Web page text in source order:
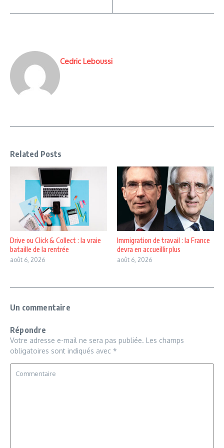
Cedric Leboussi
Related Posts
Drive ou Click & Collect : la vraie
bataille de la rentrée
août 6, 2026
Immigration de travail : la France
devra en accueillir plus
août 6, 2026
Un commentaire
Répondre
Votre adresse e-mail ne sera pas publiée. Les champs
obligatoires sont indiqués avec *